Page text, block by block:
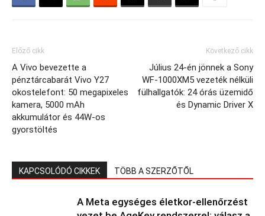
Előző cikk
A Vivo bevezette a
pénztárcabarát Vivo Y27
okostelefont: 50 megapixeles
kamera, 5000 mAh
akkumulátor és 44W-os
gyorstöltés
Következő cikk
Július 24-én jönnek a Sony
WF-1000XM5 vezeték nélküli
fülhallgatók: 24 órás üzemidő
és Dynamic Driver X
KAPCSOLÓDÓ CIKKEK TÖBB A SZERZŐTŐL
A Meta egységes életkor-ellenőrzést